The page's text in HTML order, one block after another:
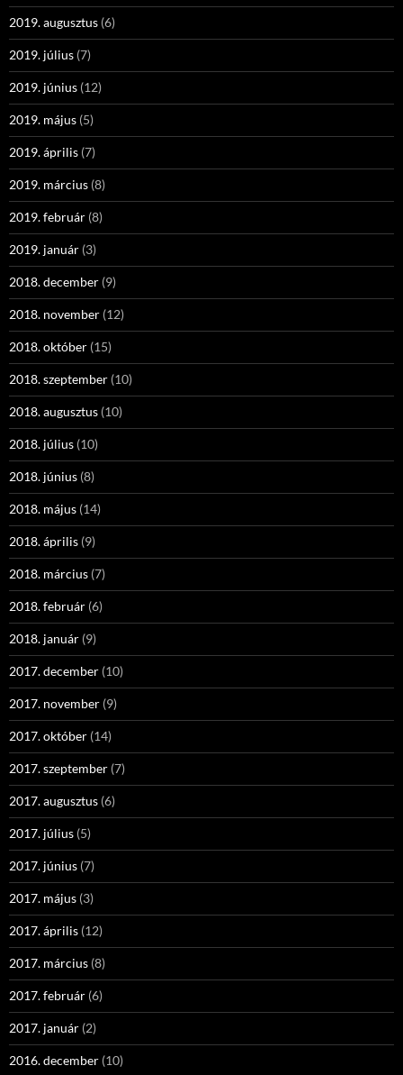
2019. augusztus (6)
2019. július (7)
2019. június (12)
2019. május (5)
2019. április (7)
2019. március (8)
2019. február (8)
2019. január (3)
2018. december (9)
2018. november (12)
2018. október (15)
2018. szeptember (10)
2018. augusztus (10)
2018. július (10)
2018. június (8)
2018. május (14)
2018. április (9)
2018. március (7)
2018. február (6)
2018. január (9)
2017. december (10)
2017. november (9)
2017. október (14)
2017. szeptember (7)
2017. augusztus (6)
2017. július (5)
2017. június (7)
2017. május (3)
2017. április (12)
2017. március (8)
2017. február (6)
2017. január (2)
2016. december (10)